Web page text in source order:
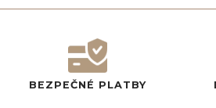
BEZPEČNÉ PLATBY